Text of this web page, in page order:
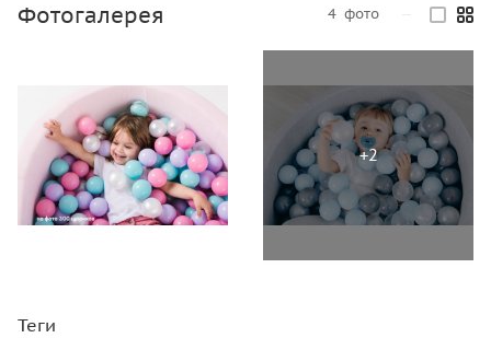
Фотогалерея 4 фото
Теги